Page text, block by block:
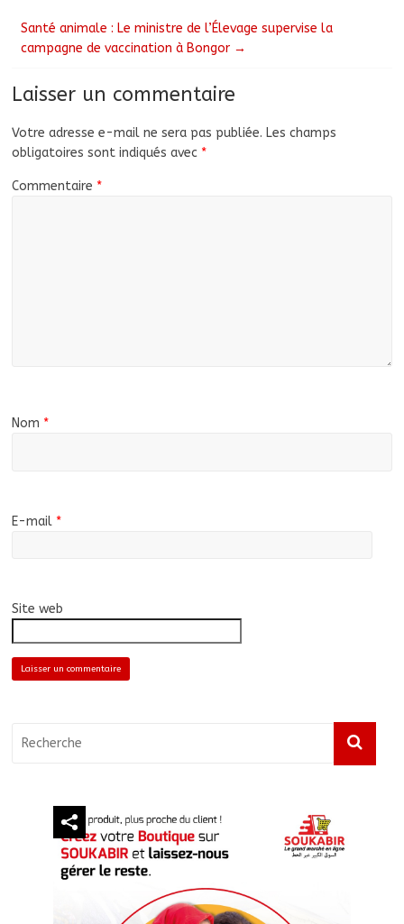
Santé animale : Le ministre de l’Élevage supervise la
campagne de vaccination à Bongor →
Laisser un commentaire
Votre adresse e-mail ne sera pas publiée. Les champs
obligatoires sont indiqués avec *
Commentaire *
Nom *
E-mail *
Site web